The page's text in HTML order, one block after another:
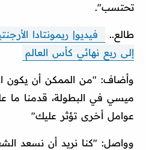
تحتسب".
طالع..
فيديو| ريمونتادا
إلى ربع نهائي كأس العالم
وأضاف: "من الممكن أن يكون
ميسي في البطولة، قدمنا ما
عوامل أخرى تؤثر عليك"
وواصل: "كنا نريد أن نسعد